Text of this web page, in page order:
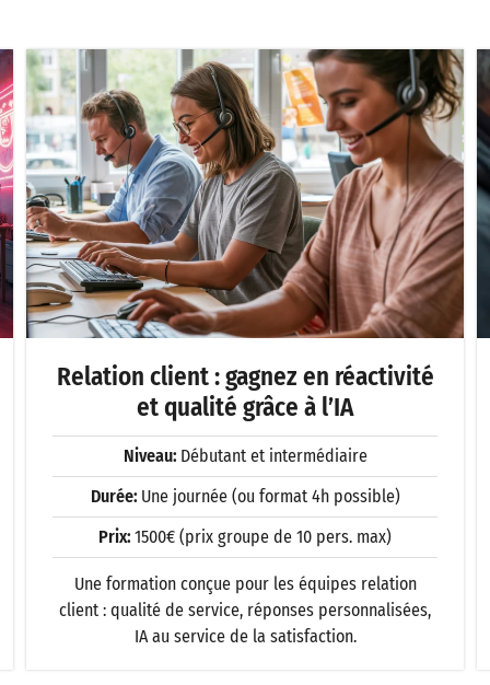
Relation client : gagnez en réactivité
et qualité grâce à l’IA
Niveau: Débutant et intermédiaire
Durée: Une journée (ou format 4h possible)
Prix: 1500€ (prix groupe de 10 pers. max)
Une formation conçue pour les équipes relation
client : qualité de service, réponses personnalisées,
IA au service de la satisfaction.